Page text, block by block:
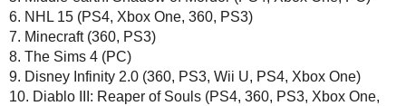
6. NHL 15 (PS4, Xbox One, 360, PS3)
7. Minecraft (360, PS3)
8. The Sims 4 (PC)
9. Disney Infinity 2.0 (360, PS3, Wii U, PS4, Xbox One)
10. Diablo III: Reaper of Souls (PS4, 360, PS3, Xbox One,